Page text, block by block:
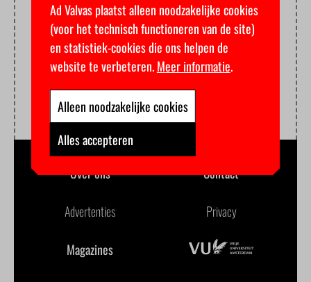
Over ons Contact
Advertenties Privacy
Magazines
Ad Valvas plaatst alleen noodzakelijke cookies
(voor het technisch functioneren van de site)
en statistiek-cookies die ons helpen de
website te verbeteren.Meer informatie.
Alleen noodzakelijke cookies
Alles accepteren